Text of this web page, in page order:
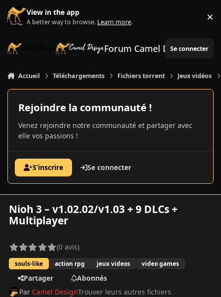
Aller au contenu
View in the app
A better way to browse. Learn more. ×
Forum Camel Design
Se connecter
Accueil Téléchargements Fichiers torrent Jeux vidéos
Rejoindre la communauté !
Venez rejoindre notre communauté et partager avec
elle vos passions !
S’inscrire Se connecter
Nioh 3 – v1.02.02/v1.03 + 9 DLCs +
Multiplayer
(0 avis)
souls-like action rpg jeux videos video games
Partager
Abonnés
Par Camel DesignTrouver leurs autres fichiers